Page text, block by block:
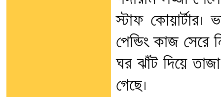
স্টাফ
পেন্ডিং কাজ
ঘর ঝাঁট দিয়ে
গেছে।